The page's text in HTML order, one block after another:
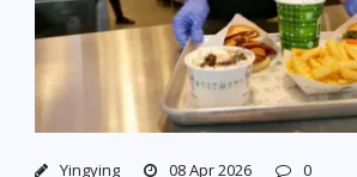
Yingying 08 Apr 2026 0